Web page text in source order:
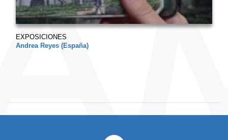
EXPOSICIONES
Andrea Reyes (España)